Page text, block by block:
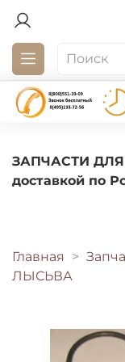
ЗАПЧАСТИ
Главная
ЛЫСЬВА